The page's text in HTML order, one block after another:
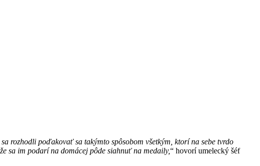
rozhodli poďakovať sa takýmto spôsobom všetkým, ktorí na sebe tvrdo
sa im podarí na domácej pôde siahnuť na medaily,“ hovorí umelecký šéf